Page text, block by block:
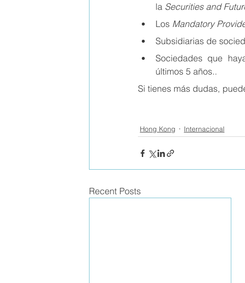
la Securities and
Los Mandatory
Subsidiarias de
Sociedades que
últimos 5 años..
Si tienes más dudas,
Hong Kong Internacional
Recent Posts